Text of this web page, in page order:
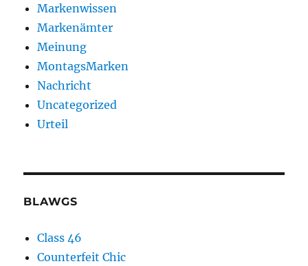
Markenwissen
Markenämter
Meinung
MontagsMarken
Nachricht
Uncategorized
Urteil
BLAWGS
Class 46
Counterfeit Chic